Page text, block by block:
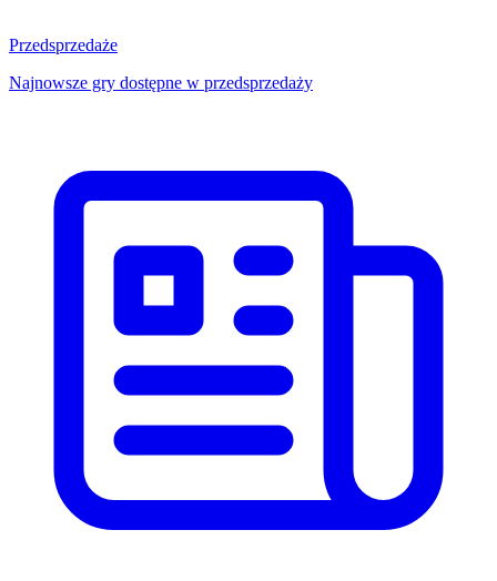
Przedsprzedaże
Najnowsze gry dostępne w przedsprzedaży